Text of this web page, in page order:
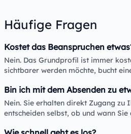
Häufige Fragen
Kostet das Beanspruchen
Nein. Das Grundprofil ist immer
sichtbarer werden möchte, bucht
Bin ich mit dem Absenden zu
Nein. Sie erhalten direkt Zugang zu
entscheiden selbst, ob und wann Sie